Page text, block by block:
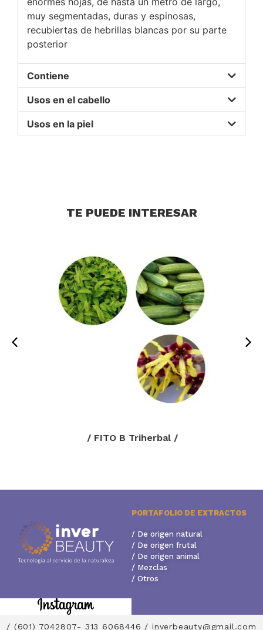
muy segmentadas, duras y espinosas,
recubiertas de hebrillas blancas por su parte
posterior
Contiene
Usos en el cabello
Usos en la piel
TE PUEDE INTERESAR
/ FITO B Triherbal /
PORTAFOLIO DE EXTRACTOS
/ De origen natural
/ De origen frutal
/ De origen animal
/ Mezclas
/ Otros
/ (601) 7042807- 313 6068446 / inverbeauty@gmail.com